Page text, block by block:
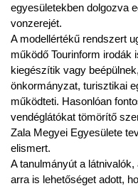
egyesületekben dolgozva
vonzerejét.
A modellértékű rendszert
működő Tourinform
kiegészítik vagy
önkormányzat, turisztikai
működteti. Hasonlóan
vendéglátókat tömörítő
Zala Megyei Egyesülete
elismert.
A tanulmányút a
arra is lehetőséget adott,